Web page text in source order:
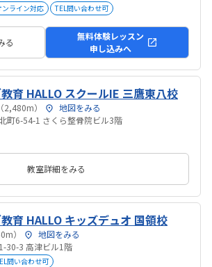
ンライン対応 TEL問い合わせ可
る
無料体験レッスン
申し込みへ
育 HALLO スクールIE 三鷹東八校
（2,480m）
地図をみる
町6-54-1 さくら整骨院ビル3階
教室詳細をみる
育 HALLO キッズデュオ 国領校
）
地図をみる
30-3 高津ビル1階
問い合わせ可